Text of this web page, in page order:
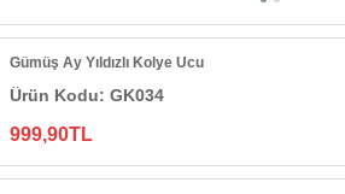
Gümüş Ay Yıldızlı Kolye Ucu
Ürün Kodu: GK034
999,90TL